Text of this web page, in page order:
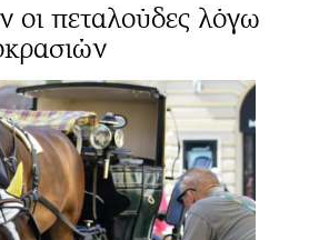
οι πεταλούδες λόγω